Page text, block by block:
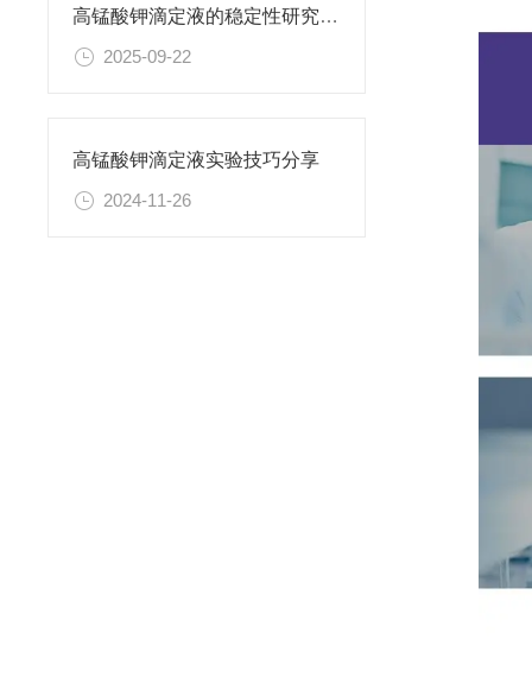
高锰酸钾滴定液的稳定性研究与保存条件优化
2025-09-22
高锰酸钾滴定液实验技巧分享
2024-11-26